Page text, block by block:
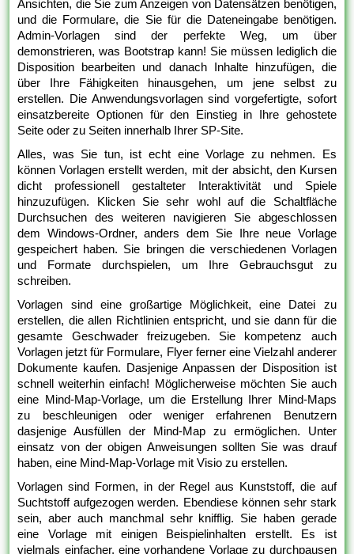
Ansichten, die Sie zum Anzeigen von Datensätzen benötigen,
und die Formulare, die Sie für die Dateneingabe benötigen.
Admin-Vorlagen sind der perfekte Weg, um über
demonstrieren, was Bootstrap kann! Sie müssen lediglich die
Disposition bearbeiten und danach Inhalte hinzufügen, die
über Ihre Fähigkeiten hinausgehen, um jene selbst zu
erstellen. Die Anwendungsvorlagen sind vorgefertigte, sofort
einsatzbereite Optionen für den Einstieg in Ihre gehostete
Seite oder zu Seiten innerhalb Ihrer SP-Site.
Alles, was Sie tun, ist echt eine Vorlage zu nehmen. Es
können Vorlagen erstellt werden, mit der absicht, den Kursen
dicht professionell gestalteter Interaktivität und Spiele
hinzuzufügen. Klicken Sie sehr wohl auf die Schaltfläche
Durchsuchen des weiteren navigieren Sie abgeschlossen
dem Windows-Ordner, anders dem Sie Ihre neue Vorlage
gespeichert haben. Sie bringen die verschiedenen Vorlagen
und Formate durchspielen, um Ihre Gebrauchsgut zu
schreiben.
Vorlagen sind eine großartige Möglichkeit, eine Datei zu
erstellen, die allen Richtlinien entspricht, und sie dann für die
gesamte Geschwader freizugeben. Sie kompetenz auch
Vorlagen jetzt für Formulare, Flyer ferner eine Vielzahl anderer
Dokumente kaufen. Dasjenige Anpassen der Disposition ist
schnell weiterhin einfach! Möglicherweise möchten Sie auch
eine Mind-Map-Vorlage, um die Erstellung Ihrer Mind-Maps
zu beschleunigen oder weniger erfahrenen Benutzern
dasjenige Ausfüllen der Mind-Map zu ermöglichen. Unter
einsatz von der obigen Anweisungen sollten Sie was drauf
haben, eine Mind-Map-Vorlage mit Visio zu erstellen.
Vorlagen sind Formen, in der Regel aus Kunststoff, die auf
Suchtstoff aufgezogen werden. Ebendiese können sehr stark
sein, aber auch manchmal sehr knifflig. Sie haben gerade
eine Vorlage mit einigen Beispielinhalten erstellt. Es ist
vielmals einfacher, eine vorhandene Vorlage zu durchpausen